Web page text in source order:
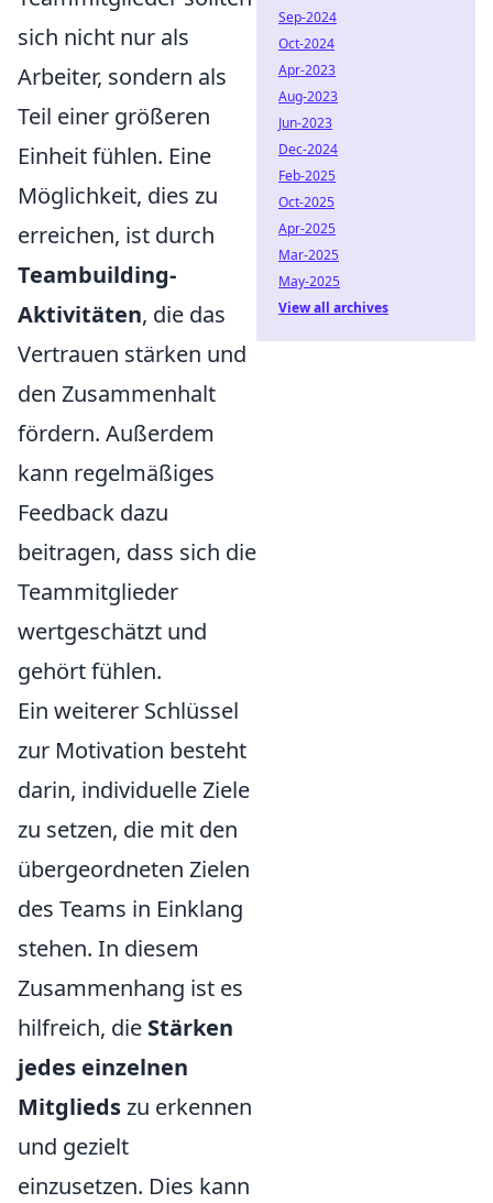
sich nicht nur als
Arbeiter, sondern als
Teil einer größeren
Einheit fühlen. Eine
Möglichkeit, dies zu
erreichen, ist durch
Teambuilding-
Aktivitäten, die das
Vertrauen stärken und
den Zusammenhalt
fördern. Außerdem
kann regelmäßiges
Feedback dazu
beitragen, dass sich die
Teammitglieder
wertgeschätzt und
gehört fühlen.
Ein weiterer Schlüssel
zur Motivation besteht
darin, individuelle Ziele
zu setzen, die mit den
übergeordneten Zielen
des Teams in Einklang
stehen. In diesem
Zusammenhang ist es
hilfreich, die Stärken
jedes einzelnen
Mitgliedszu erkennen
und gezielt
einzusetzen. Dies kann
Sep-2024
Oct-2024
Apr-2023
Aug-2023
Jun-2023
Dec-2024
Feb-2025
Oct-2025
Apr-2025
Mar-2025
May-2025
View all archives